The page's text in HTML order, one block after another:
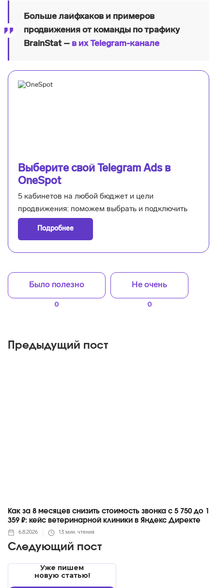
Больше лайфхаков и примеров
продвижения от команды по трафику
BrainStat – в их Telegram-канале
Выберите свой Telegram Ads в
OneSpot
5 кабинетов на любой бюджет и цели
продвижения: поможем выбрать и подключить
Подробнее
Было полезно
0
Не очень
0
Предыдущий пост
Следующий пост
Как за 8 месяцев снизить стоимость звонка с 5 750 до 1
359 ₽: кейс ветеринарной клиники в Яндекс Директе
6.8.2026 13 мин. чтения
Уже пишем
новую статью!